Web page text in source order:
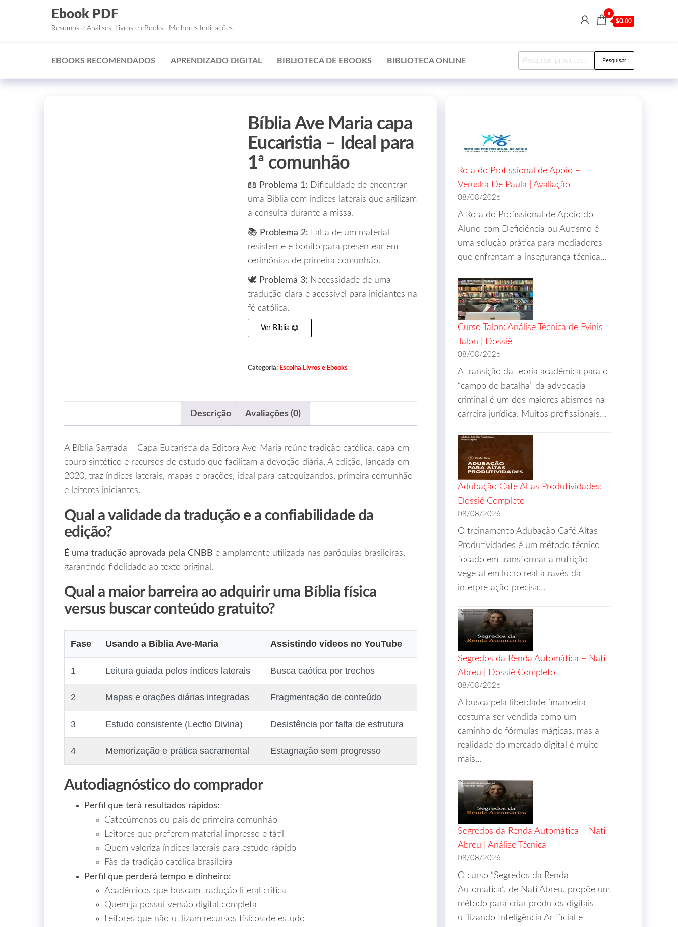
Ebook PDF
Resumos e Análises: Livros e eBooks | Melhores Indicações
0
$0.00
EBOOKS RECOMENDADOS APRENDIZADO DIGITAL BIBLIOTECA DE EBOOKS BIBLIOTECA ONLINE Pesquisar
Bíblia Ave Maria capa
Eucaristia – Ideal para
1ª comunhão
📖 Problema 1: Dificuldade de encontrar
uma Bíblia com índices laterais que agilizam
a consulta durante a missa.
📚 Problema 2: Falta de um material
resistente e bonito para presentear em
cerimônias de primeira comunhão.
🕊️ Problema 3: Necessidade de uma
tradução clara e acessível para iniciantes na
fé católica.
Ver Bíblia 📖
Categoria: Escolha Livros e Ebooks
Descrição Avaliações (0)
A Bíblia Sagrada – Capa Eucaristia da Editora Ave‑Maria reúne tradição católica, capa em
couro sintético e recursos de estudo que facilitam a devoção diária. A edição, lançada em
2020, traz índices laterais, mapas e orações, ideal para catequizandos, primeira comunhão
e leitores iniciantes.
Qual a validade da tradução e a confiabilidade da
edição?
É uma tradução aprovada pela CNBB e amplamente utilizada nas paróquias brasileiras,
garantindo fidelidade ao texto original.
Qual a maior barreira ao adquirir uma Bíblia física
versus buscar conteúdo gratuito?
Fase Usando a Bíblia Ave‑Maria Assistindo vídeos no YouTube
1 Leitura guiada pelos índices laterais Busca caótica por trechos
2 Mapas e orações diárias integradas Fragmentação de conteúdo
3 Estudo consistente (Lectio Divina) Desistência por falta de estrutura
4 Memorização e prática sacramental Estagnação sem progresso
Autodiagnóstico do comprador
Perfil que terá resultados rápidos:
Catecúmenos ou pais de primeira comunhão
Leitores que preferem material impresso e tátil
Quem valoriza índices laterais para estudo rápido
Fãs da tradição católica brasileira
Perfil que perderá tempo e dinheiro:
Acadêmicos que buscam tradução literal crítica
Quem já possui versão digital completa
Leitores que não utilizam recursos físicos de estudo
Rota do Profissional de Apoio –
Veruska De Paula | Avaliação
08/08/2026
A Rota do Profissional de Apoio do
Aluno com Deficiência ou Autismo é
uma solução prática para mediadores
que enfrentam a insegurança técnica…
Curso Talon: Análise Técnica de Evinis
Talon | Dossiê
08/08/2026
A transição da teoria acadêmica para o
“campo de batalha” da advocacia
criminal é um dos maiores abismos na
carreira jurídica. Muitos profissionais…
Adubação Café Altas Produtividades:
Dossiê Completo
08/08/2026
O treinamento Adubação Café Altas
Produtividades é um método técnico
focado em transformar a nutrição
vegetal em lucro real através da
interpretação precisa…
Segredos da Renda Automática – Nati
Abreu | Dossiê Completo
08/08/2026
A busca pela liberdade financeira
costuma ser vendida como um
caminho de fórmulas mágicas, mas a
realidade do mercado digital é muito
mais…
Segredos da Renda Automática – Nati
Abreu | Análise Técnica
08/08/2026
O curso “Segredos da Renda
Automática”, de Nati Abreu, propõe um
método para criar produtos digitais
utilizando Inteligência Artificial e